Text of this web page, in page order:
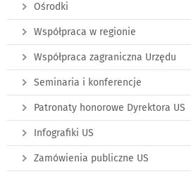
Ośrodki
Współpraca w regionie
Współpraca zagraniczna Urzędu
Seminaria i konferencje
Patronaty honorowe Dyrektora US
Infografiki US
Zamówienia publiczne US